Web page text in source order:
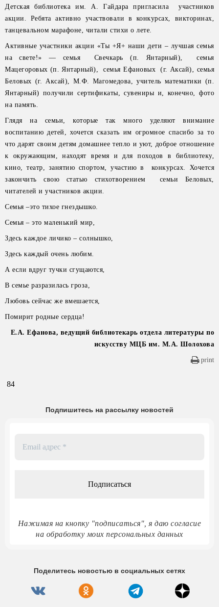
Детская библиотека им. А. Гайдара пригласила участников
акции. Ребята активно участвовали в конкурсах, викторинах,
танцевальном марафоне, читали стихи о лете.
Активные участники акции «Ты +Я+ наши дети – лучшая семья
на свете!» — семья Свечкарь (п. Янтарный), семья
Мацегоровых (п. Янтарный), семья Ефановых (г. Аксай), семья
Беловых (г. Аксай), М.Ф. Магомедова, учитель математики (п.
Янтарный) получили сертификаты, сувениры и, конечно, фото
на память.
Глядя на семьи, которые так много уделяют внимание
воспитанию детей, хочется сказать им огромное спасибо за то
что дарят своим детям домашнее тепло и уют, доброе отношение
к окружающим, находят время и для походов в библиотеку,
кино, театр, занятию спортом, участию в конкурсах. Хочется
закончить свою статью стихотворением семьи Беловых,
читателей и участников акции.
Семья –это тихое гнездышко.
Семья – это маленький мир,
Здесь каждое личико – солнышко,
Здесь каждый очень любим.
А если вдруг тучки сгущаются,
В семье разразилась гроза,
Любовь сейчас же вмешается,
Помирит родные сердца!
Е.А. Ефанова, ведущий библиотекарь отдела литературы по
искусству МЦБ им. М.А. Шолохова
print
84
Подпишитесь на рассылку новостей
Нажимая на кнопку "подписаться", я даю согласие
на обработку моих персональных данных
Поделитесь новостью в социальных сетях